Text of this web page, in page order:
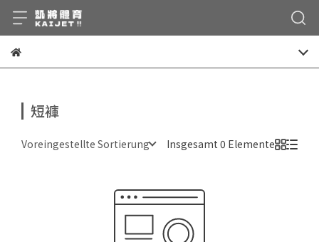
短褲
Voreingestellte Sortierung Insgesamt 0 Elemente